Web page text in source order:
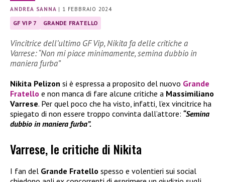
ANDREA SANNA | 1 FEBBRAIO 2024
GF VIP 7 GRANDE FRATELLO
Vincitrice dell’ultimo GF Vip, Nikita fa delle critiche a
Varrese: “Non mi piace minimamente, semina dubbio in
maniera furba”
Nikita Pelizon si è espressa a proposito del nuovo Grande
Fratello e non manca di fare alcune critiche a Massimiliano
Varrese. Per quel poco che ha visto, infatti, l’ex vincitrice ha
spiegato di non essere troppo convinta dall’attore: “Semina
dubbio in maniera furba”.
Varrese, le critiche di Nikita
I fan del Grande Fratello spesso e volentieri sui social